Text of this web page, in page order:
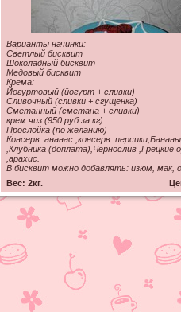
Варианты начинки:
Светлый бисквит
Шоколадный бисквит
Медовый бисквит
Крема:
Йогуртовый (йогурт + сливки)
Сливочный (сливки + сгущенка)
Сметанный (сметана + сливки)
крем чиз (950 руб за кг)
Прослойка (по желанию)
Консерв. ананас ,консерв.
,Клубника (доплата),Чернослив ,Грецкие
,арахис.
В бисквит можно добавлять: изюм, мак,
Вес: 2кг.